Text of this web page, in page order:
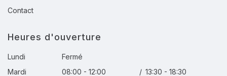
Contact
Heures d'ouverture
Lundi
Fermé
Mardi
08:00 - 12:00 / 13:30 - 18:30